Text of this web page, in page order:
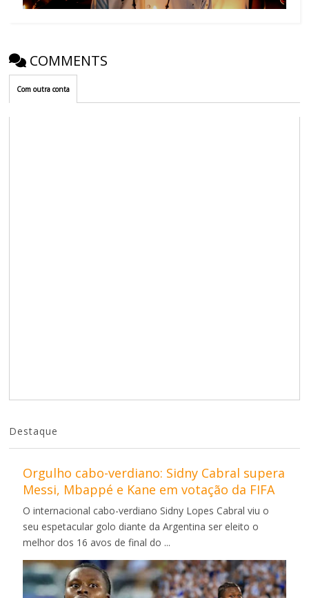
COMMENTS
Com outra conta
Destaque
Orgulho cabo-verdiano: Sidny Cabral supera
Messi, Mbappé e Kane em votação da FIFA
O internacional cabo-verdiano Sidny Lopes Cabral viu o
seu espetacular golo diante da Argentina ser eleito o
melhor dos 16 avos de final do ...